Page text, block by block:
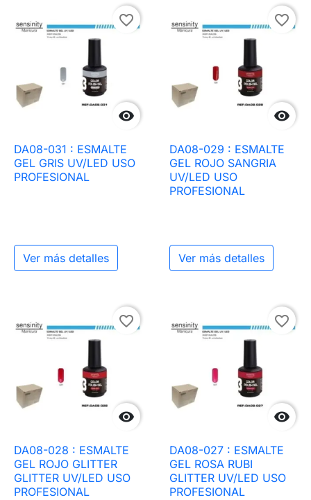

favorite_border
DA08-031 : ESMALTE
GEL GRIS UV/LED USO
PROFESIONAL
Ver más detalles

favorite_border
DA08-029 : ESMALTE
GEL ROJO SANGRIA
UV/LED USO
PROFESIONAL
Ver más detalles

favorite_border
DA08-028 : ESMALTE
GEL ROJO GLITTER
GLITTER UV/LED USO
PROFESIONAL

favorite_border
DA08-027 : ESMALTE
GEL ROSA RUBI
GLITTER UV/LED USO
PROFESIONAL